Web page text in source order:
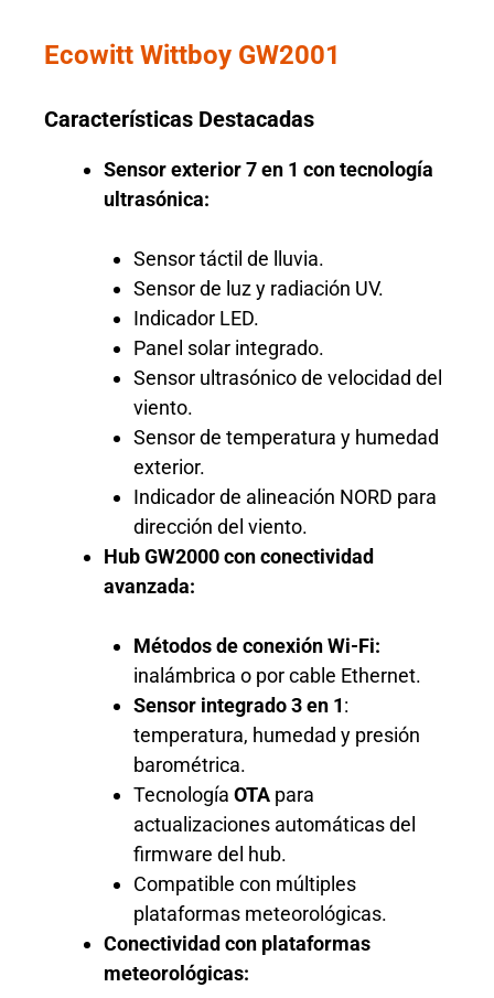
Ecowitt Wittboy GW2001
Características Destacadas
Sensor exterior 7 en 1 con tecnología
ultrasónica:
Sensor táctil de lluvia.
Sensor de luz y radiación UV.
Indicador LED.
Panel solar integrado.
Sensor ultrasónico de velocidad del
viento.
Sensor de temperatura y humedad
exterior.
Indicador de alineación NORD para
dirección del viento.
Hub GW2000 con conectividad
avanzada:
Métodos de conexión Wi-Fi:
inalámbrica o por cable Ethernet.
Sensor integrado 3 en 1:
temperatura, humedad y presión
barométrica.
Tecnología OTA para
actualizaciones automáticas del
firmware del hub.
Compatible con múltiples
plataformas meteorológicas.
Conectividad con plataformas
meteorológicas: